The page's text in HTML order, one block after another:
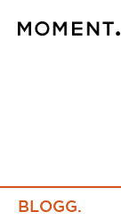
BLOGG.